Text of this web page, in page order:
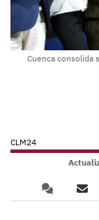
Cuenca consolida
CLM24